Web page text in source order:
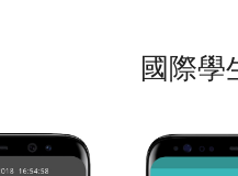
國際學